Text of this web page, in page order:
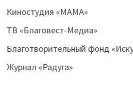
Киностудия «МАМА»
ТВ «Благовест-Медиа»
Благотворительный фонд
Журнал «Радуга»